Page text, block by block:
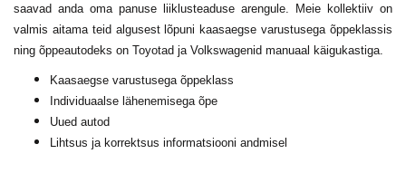
saavad anda oma panuse liiklusteaduse arengule. Meie kollektiiv on
valmis aitama teid algusest lõpuni kaasaegse varustusega õppeklassis
ning õppeautodeks on Toyotad ja Volkswagenid manuaal käigukastiga.
Kaasaegse varustusega õppeklass
Individuaalse lähenemisega õpe
Uued autod
Lihtsus ja korrektsus informatsiooni andmisel